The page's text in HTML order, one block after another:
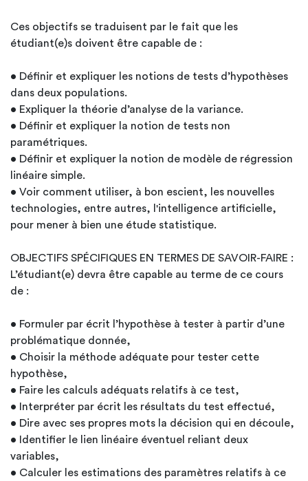
Ces objectifs se traduisent par le fait que les
étudiant(e)s doivent être capable de :
• Définir et expliquer les notions de tests d’hypothèses
dans deux populations.
• Expliquer la théorie d’analyse de la variance.
• Définir et expliquer la notion de tests non
paramétriques.
• Définir et expliquer la notion de modèle de régression
linéaire simple.
• Voir comment utiliser, à bon escient, les nouvelles
technologies, entre autres, l'intelligence artificielle,
pour mener à bien une étude statistique.
OBJECTIFS SPÉCIFIQUES EN TERMES DE SAVOIR-FAIRE :
L’étudiant(e) devra être capable au terme de ce cours
de :
• Formuler par écrit l’hypothèse à tester à partir d’une
problématique donnée,
• Choisir la méthode adéquate pour tester cette
hypothèse,
• Faire les calculs adéquats relatifs à ce test,
• Interpréter par écrit les résultats du test effectué,
• Dire avec ses propres mots la décision qui en découle,
• Identifier le lien linéaire éventuel reliant deux
variables,
• Calculer les estimations des paramètres relatifs à ce